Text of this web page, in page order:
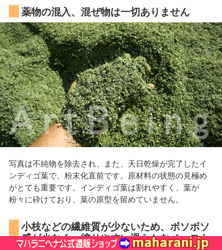
薬物の混入、混ぜ物は一切ありません
写真は不純物を除去され、また、天日乾燥が完了したイ
ンディゴ葉で、粉末化直前です。原材料の状態の見極め
がとても重要です。インディゴ葉は割れやすく、葉が
粉々に砕けており、葉の原型を留めていません。
小枝などの繊維質が少ないため、ボソボソ
感が少なく、塗りやすい滑らかなペースト